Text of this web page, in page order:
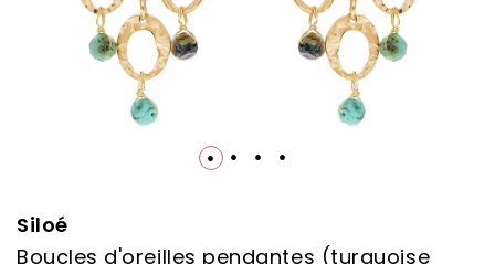
Siloé
Boucles d'oreilles pendantes (turquoise
the
beginning
of